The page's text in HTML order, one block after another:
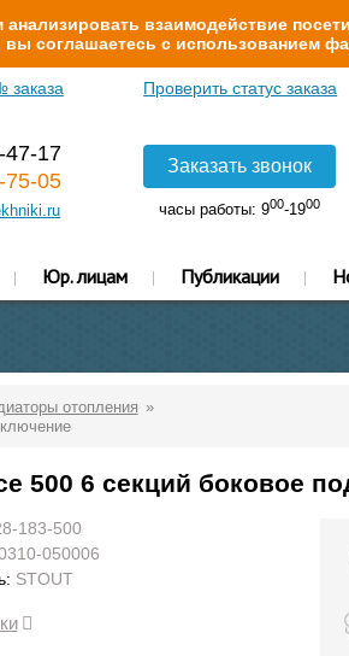
взаимодействие
соглашаетесь с использованием
заказа Проверить статус заказа
47-17
75-05
Заказать звонок
часы работы: 900-1900
Юр. лицам Публикации
отопления
500 6 секций боковое
183-500
050006
STOUT